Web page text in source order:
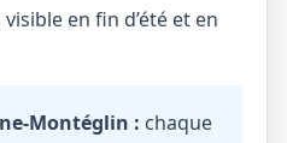
en fin d’été et en
Montéglin : chaque